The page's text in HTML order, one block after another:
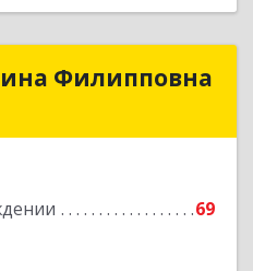
Филипповна
69
Филипповна